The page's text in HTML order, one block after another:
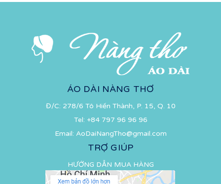
ÁO DÀI NÀNG THƠ
Đ/C: 278/6 Tô Hiến Thành, P. 15, Q. 10
Tel: +84 797 96 96 96
Email: AoDaiNangTho@gmail.com
TRỢ GIÚP
HƯỚNG DẪN MUA HÀNG